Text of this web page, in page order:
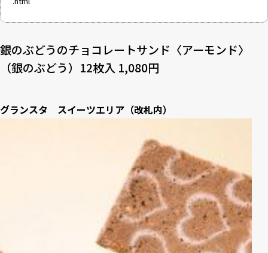
銀のぶどうのチョコレートサンド〈アーモンド〉
（銀のぶどう）12枚入 1,080円
グランスタ スイーツエリア（改札内）